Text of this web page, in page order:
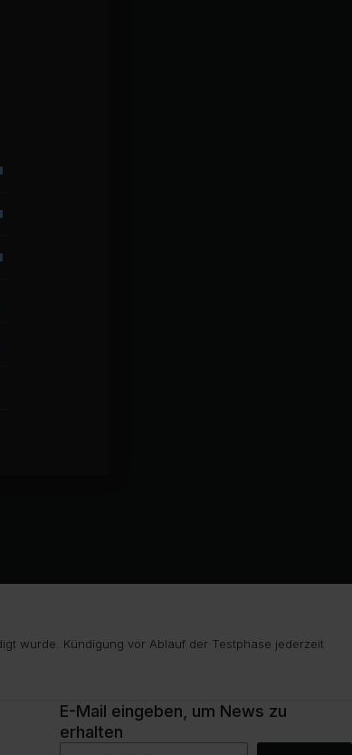
wurde. Kündigung vor Ablauf der Testphase jederzeit
E-Mail eingeben, um News zu
erhalten